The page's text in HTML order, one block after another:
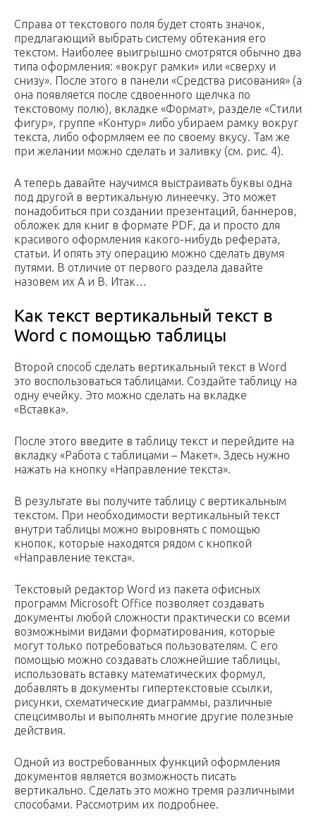
Справа от текстового поля будет стоять значок,
предлагающий выбрать систему обтекания его
текстом. Наиболее выигрышно смотрятся обычно два
типа оформления: «вокруг рамки» или «сверху и
снизу». После этого в панели «Средства рисования» (а
она появляется после сдвоенного щелчка по
текстовому полю), вкладке «Формат», разделе «Стили
фигур», группе «Контур» либо убираем рамку вокруг
текста, либо оформляем ее по своему вкусу. Там же
при желании можно сделать и заливку (см. рис. 4).
А теперь давайте научимся выстраивать буквы одна
под другой в вертикальную линеечку. Это может
понадобиться при создании презентаций, баннеров,
обложек для книг в формате PDF, да и просто для
красивого оформления какого-нибудь реферата,
статьи. И опять эту операцию можно сделать двумя
путями. В отличие от первого раздела давайте
назовем их А и В. Итак…
Как текст вертикальный текст в
Word с помощью таблицы
Второй способ сделать вертикальный текст в Word
это воспользоваться таблицами. Создайте таблицу на
одну ечейку. Это можно сделать на вкладке
«Вставка».
После этого введите в таблицу текст и перейдите на
вкладку «Работа с таблицами – Макет». Здесь нужно
нажать на кнопку «Направление текста».
В результате вы получите таблицу с вертикальным
текстом. При необходимости вертикальный текст
внутри таблицы можно выровнять с помощью
кнопок, которые находятся рядом с кнопкой
«Направление текста».
Текстовый редактор Word из пакета офисных
программ Microsoft Office позволяет создавать
документы любой сложности практически со всеми
возможными видами форматирования, которые
могут только потребоваться пользователям. С его
помощью можно создавать сложнейшие таблицы,
использовать вставку математических формул,
добавлять в документы гипертекстовые ссылки,
рисунки, схематические диаграммы, различные
спецсимволы и выполнять многие другие полезные
действия.
Одной из востребованных функций оформления
документов является возможность писать
вертикально. Сделать это можно тремя различными
способами. Рассмотрим их подробнее.